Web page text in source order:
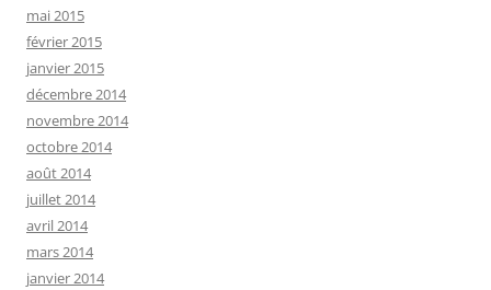
mai 2015
février 2015
janvier 2015
décembre 2014
novembre 2014
octobre 2014
août 2014
juillet 2014
avril 2014
mars 2014
janvier 2014